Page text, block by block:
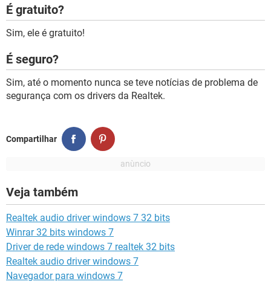
É gratuito?
Sim, ele é gratuito!
É seguro?
Sim, até o momento nunca se teve notícias de problema de
segurança com os drivers da Realtek.
Compartilhar
Veja também
Realtek audio driver windows 7 32 bits
Winrar 32 bits windows 7
Driver de rede windows 7 realtek 32 bits
Realtek audio driver windows 7
Navegador para windows 7